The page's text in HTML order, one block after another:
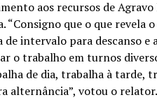
aos recursos de
“Consigno que o que revela
de intervalo para descanso e
o trabalho em turnos
de dia, trabalha à tarde,
alternância”, votou o relator.